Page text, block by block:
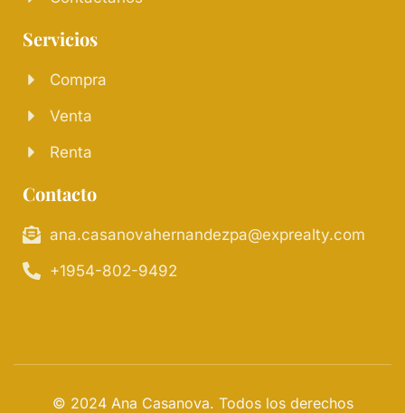
Servicios
Compra
Venta
Renta
Contacto
ana.casanovahernandezpa@exprealty.com
+1954-802-9492
© 2024 Ana Casanova. Todos los derechos